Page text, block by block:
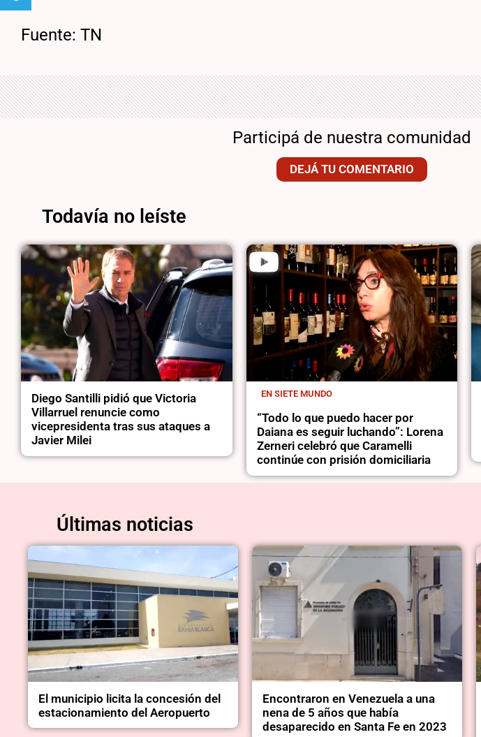
Fuente: TN
Participá de nuestra comunidad
DEJÁ TU COMENTARIO
Todavía no leíste
Diego Santilli pidió que Victoria
Villarruel renuncie como
vicepresidenta tras sus ataques a
Javier Milei
EN SIETE MUNDO
“Todo lo que puedo hacer por
Daiana es seguir luchando”: Lorena
Zerneri celebró que Caramelli
continúe con prisión domiciliaria
Últimas noticias
El municipio licita la concesión del
estacionamiento del Aeropuerto
Encontraron en Venezuela a una
nena de 5 años que había
desaparecido en Santa Fe en 2023